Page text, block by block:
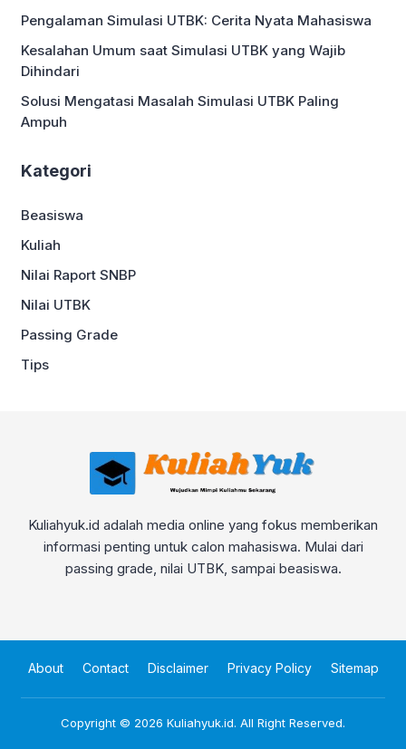
Pengalaman Simulasi UTBK: Cerita Nyata Mahasiswa
Kesalahan Umum saat Simulasi UTBK yang Wajib
Dihindari
Solusi Mengatasi Masalah Simulasi UTBK Paling
Ampuh
Kategori
Beasiswa
Kuliah
Nilai Raport SNBP
Nilai UTBK
Passing Grade
Tips
Kuliahyuk.id adalah media online yang fokus memberikan
informasi penting untuk calon mahasiswa. Mulai dari
passing grade, nilai UTBK, sampai beasiswa.
About Contact Disclaimer Privacy Policy Sitemap
Copyright © 2026 Kuliahyuk.id. All Right Reserved.